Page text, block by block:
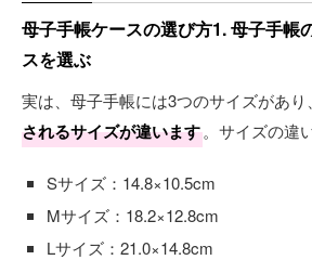
母子手帳ケースの選び方1. 母子手帳
スを選ぶ
実は、母子手帳には3つのサイズがあり、
されるサイズが違います。サイズの違
Sサイズ：14.8×10.5cm
Mサイズ：18.2×12.8cm
Lサイズ：21.0×14.8cm